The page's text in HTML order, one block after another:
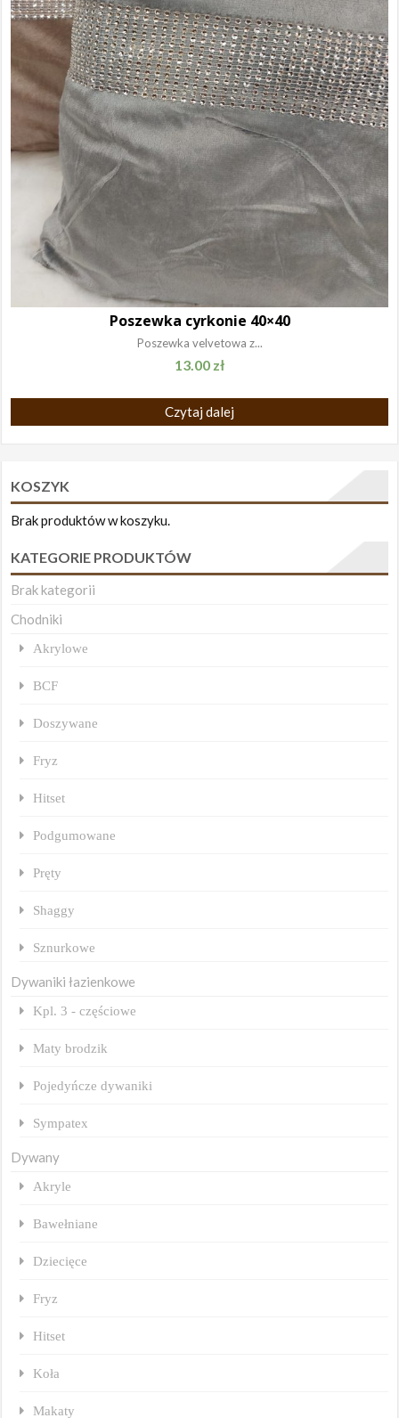
Poszewka cyrkonie 40×40
Poszewka velvetowa z...
13.00 zł
Czytaj dalej
KOSZYK
Brak produktów w koszyku.
KATEGORIE PRODUKTÓW
Brak kategorii
Chodniki
Akrylowe
BCF
Doszywane
Fryz
Hitset
Podgumowane
Pręty
Shaggy
Sznurkowe
Dywaniki łazienkowe
Kpl. 3 - częściowe
Maty brodzik
Pojedyńcze dywaniki
Sympatex
Dywany
Akryle
Bawełniane
Dziecięce
Fryz
Hitset
Koła
Makaty